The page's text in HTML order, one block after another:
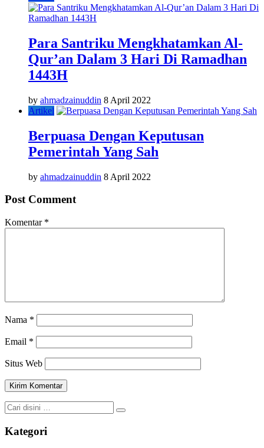
Para Santriku Mengkhatamkan Al-
Qur’an Dalam 3 Hari Di Ramadhan
1443H
by ahmadzainuddin 8 April 2022
Artikel
Berpuasa Dengan Keputusan
Pemerintah Yang Sah
by ahmadzainuddin 8 April 2022
Post Comment
Komentar *
Nama *
Email *
Situs Web
Kategori